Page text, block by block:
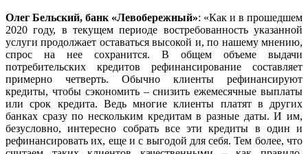
Олег Бельский, банк «Левобережный»: «Как и в прошедшем
2020 году, в текущем периоде востребованность указанной
услуги продолжает оставаться высокой и, по нашему мнению,
спрос на нее сохранится. В общем объеме выдачи
потребительских кредитов рефинансирование составляет
примерно четверть. Обычно клиенты рефинансируют
кредиты, чтобы сэкономить – снизить ежемесячные выплаты
или срок кредита. Ведь многие клиенты платят в других
банках сразу по нескольким кредитам в разные даты. И им,
безусловно, интересно собрать все эти кредиты в один и
рефинансировать их, еще и с выгодой для себя. Тем более, что